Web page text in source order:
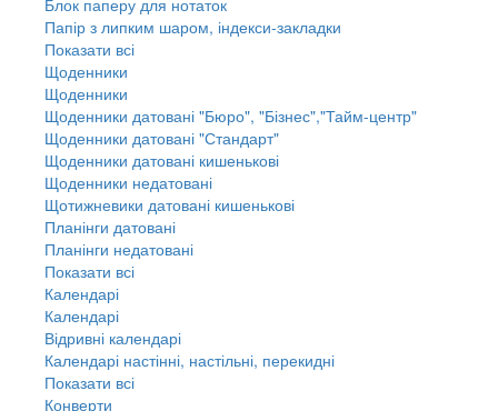
Блок паперу для нотаток
Папір з липким шаром, індекси-закладки
Показати всі
Щоденники
Щоденники
Щоденники датовані "Бюро", "Бізнес","Тайм-центр"
Щоденники датовані "Стандарт"
Щоденники датовані кишенькові
Щоденники недатовані
Щотижневики датовані кишенькові
Планінги датовані
Планінги недатовані
Показати всі
Календарі
Календарі
Відривні календарі
Календарі настінні, настільні, перекидні
Показати всі
Конверти